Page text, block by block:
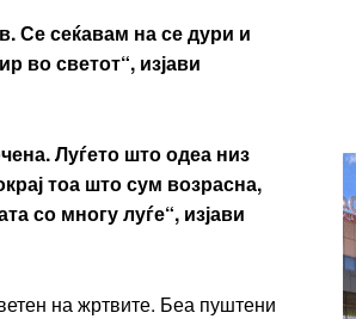
Yearly pricing
Се сеќавам на се дури и
во светот“, изјави
Луѓето што одеа низ
тоа што сум возрасна,
со многу луѓе“, изјави
на жртвите. Беа пуштени